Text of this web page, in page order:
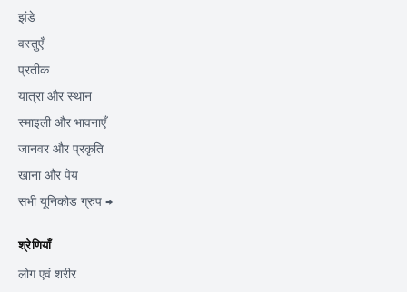
झंडे
वस्तुएँ
प्रतीक
यात्रा और स्थान
स्माइली और भावनाएँ
जानवर और प्रकृति
खाना और पेय
सभी यूनिकोड ग्रुप →
श्रेणियाँ
लोग एवं शरीर